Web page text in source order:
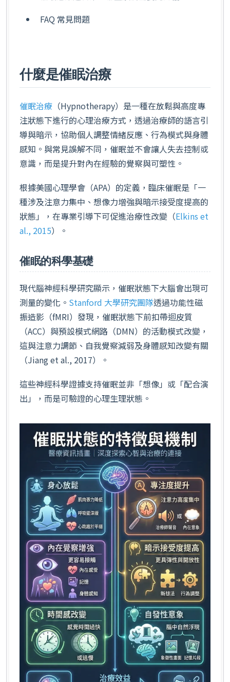
FAQ 常見問題
什麼是催眠治療
催眠治療 （Hypnotherapy）是一種在放鬆與高度專
注狀態下進行的心理治療方式，透過治療師的語言引
導與暗示，協助個人調整情緒反應、行為模式與身體
感知。與常見誤解不同，催眠並不會讓人失去控制或
意識，而是提升對內在經驗的覺察與可塑性。
根據美國心理學會（APA）的定義，臨床催眠是「一
種涉及注意力集中、想像力增強與暗示接受度提高的
狀態」，在專業引導下可促進治療性改變（Elkins et
al., 2015）。
催眠的科學基礎
現代腦神經科學研究顯示，催眠狀態下大腦會出現可
測量的變化。 Stanford 大學研究團隊透過功能性磁
振造影（fMRI）發現，催眠狀態下前扣帶迴皮質
（ACC）與預設模式網路（DMN）的活動模式改變，
這與注意力調節、自我覺察減弱及身體感知改變有關
（Jiang et al., 2017）。
這些神經科學證據支持催眠並非「想像」或「配合演
出」，而是可驗證的心理生理狀態。